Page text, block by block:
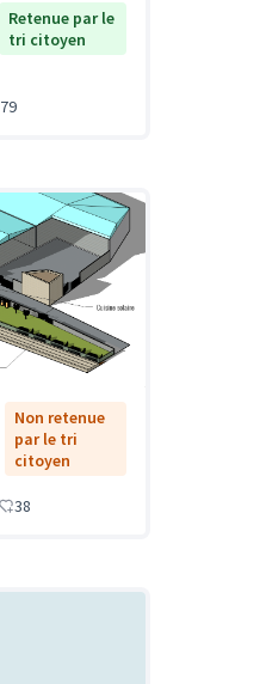
Retenue par le
tri citoyen
79
Non retenue
par le tri
citoyen
38